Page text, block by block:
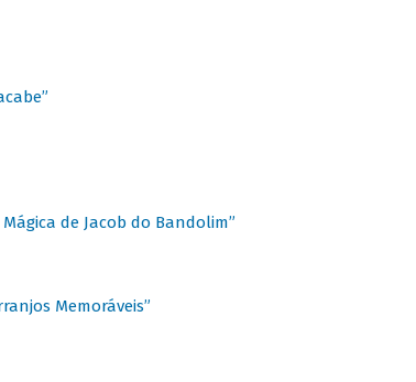
Mágica de Jacob do Bandolim”
Memoráveis”